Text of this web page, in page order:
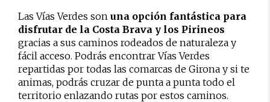
Las Vías Verdes son una opción fantástica para
disfrutar de la Costa Brava y los Pirineos
gracias a sus caminos rodeados de naturaleza y
fácil acceso. Podrás encontrar Vías Verdes
repartidas por todas las comarcas de Girona y si te
animas, podrás cruzar de punta a punta todo el
territorio enlazando rutas por estos caminos.